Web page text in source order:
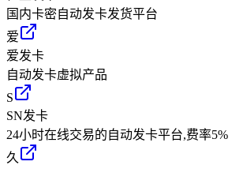
国内卡密自动发卡发货平台
爱
爱发卡
自动发卡虚拟产品
S
SN发卡
24小时在线交易的自动发卡平台,费率5%
久